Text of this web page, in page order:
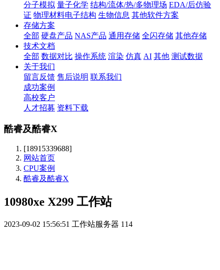
分子模拟 量子化学 结构/流体/热/多物理场 EDA/后仿验
证 物理材料电子结构 生物信息 其他软件方案
存储方案
全部 硬盘产品 NAS产品 通用存储 全闪存储 其他存储
技术文档
全部 数据对比 操作系统 渲染 仿真 AI 其他 测试数据
关于我们
留言反馈 售后说明 联系我们
成功案例
高校客户
人才招募 资料下载
酷睿及酷睿X
[18915339688]
网站首页
CPU案例
酷睿及酷睿X
10980xe X299 工作站
2023-09-02 15:56:51 工作站服务器 114